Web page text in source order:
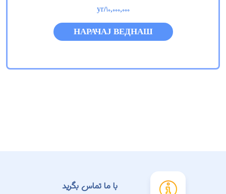
10,000,000
/yr
НАРАЧАЈ ВЕДНАШ
با ما تماس بگرید